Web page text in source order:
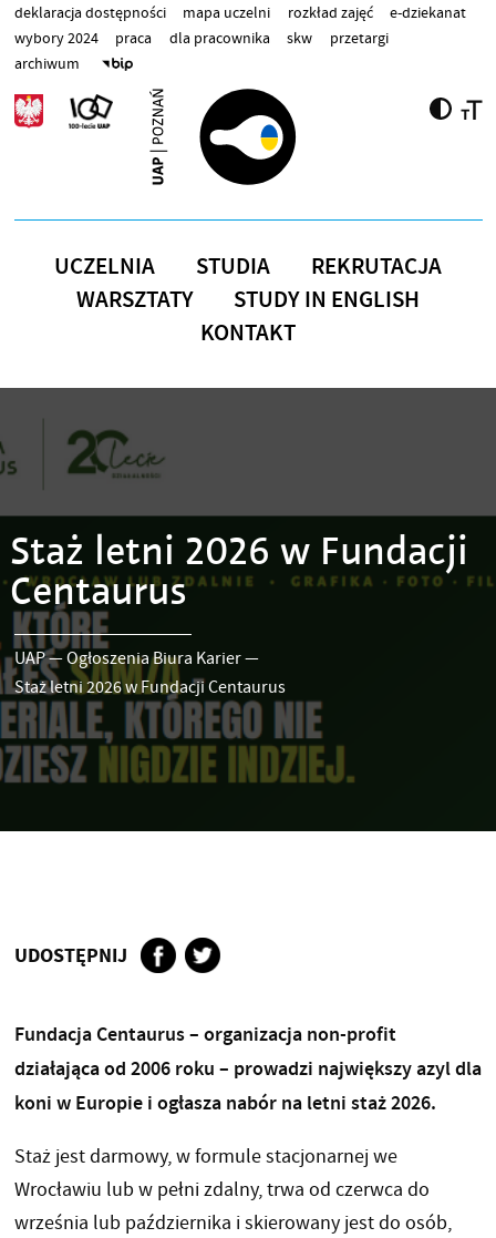
Przejdź do treści
deklaracja dostępności mapa uczelni rozkład zajęć
e-dziekanat
wybory 2024
praca dla pracownika skw
przetargi
archiwum
UCZELNIA STUDIA
REKRUTACJA
WARSZTATY
STUDY IN ENGLISH
KONTAKT
Staż letni 2026 w Fundacji
Centaurus
UAP—Ogłoszenia Biura Karier—
Staż letni 2026 w Fundacji Centaurus
UDOSTĘPNIJ
Fundacja Centaurus – organizacja non-profit
działająca od 2006 roku – prowadzi największy azyl dla
koni w Europie i ogłasza nabór na letni staż 2026.
Staż jest darmowy, w formule stacjonarnej we
Wrocławiu lub w pełni zdalny, trwa od czerwca do
września lub października i skierowany jest do osób,